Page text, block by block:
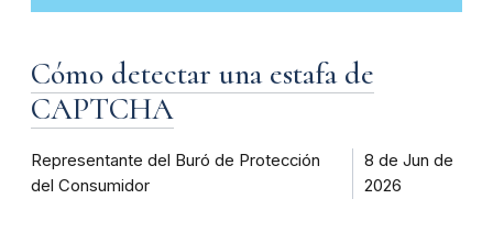
Cómo detectar una estafa de
CAPTCHA
Representante del Buró de Protección
del Consumidor
8 de Jun de
2026